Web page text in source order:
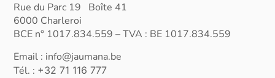
Rue du Parc 19 Boîte 41
6000 Charleroi
BCE n° 1017.834.559 – TVA : BE 1017.834.559
Email : info@jaumana.be
Tél. : +32 71 116 777